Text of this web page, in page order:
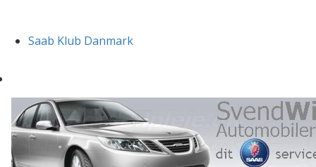
Saab Klub Danmark